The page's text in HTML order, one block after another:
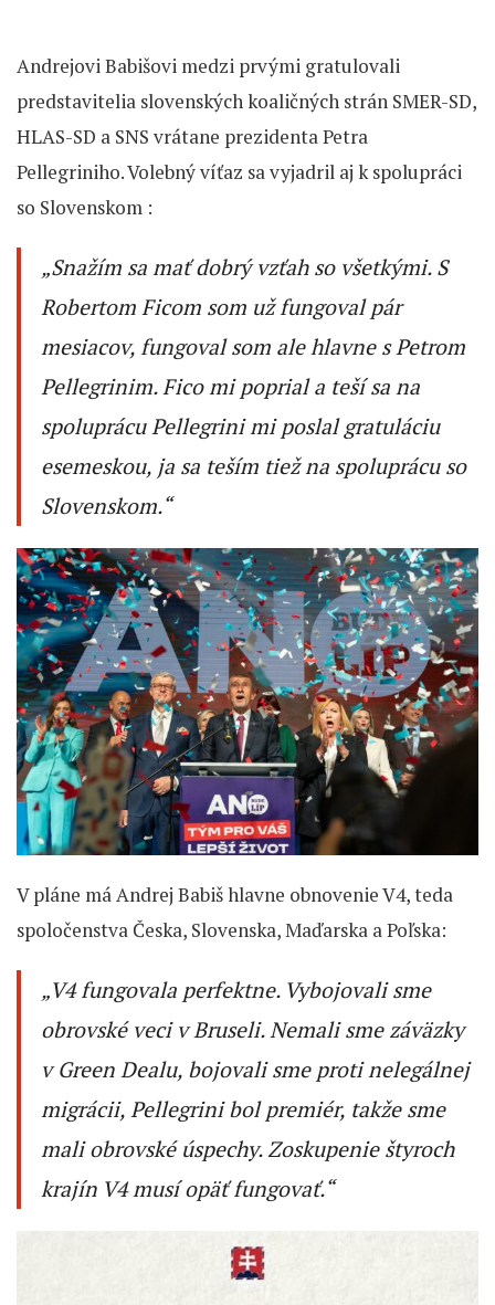
Andrejovi Babišovi medzi prvými gratulovali
predstavitelia slovenských koaličných strán SMER-SD,
HLAS-SD a SNS vrátane prezidenta Petra
Pellegriniho. Volebný víťaz sa vyjadril aj k spolupráci
so Slovenskom :
„Snažím sa mať dobrý vzťah so všetkými. S
Robertom Ficom som už fungoval pár
mesiacov, fungoval som ale hlavne s Petrom
Pellegrinim. Fico mi poprial a teší sa na
spoluprácu Pellegrini mi poslal gratuláciu
esemeskou, ja sa teším tiež na spoluprácu so
Slovenskom.“
V pláne má Andrej Babiš hlavne obnovenie V4, teda
spoločenstva Česka, Slovenska, Maďarska a Poľska:
„V4 fungovala perfektne. Vybojovali sme
obrovské veci v Bruseli. Nemali sme záväzky
v Green Dealu, bojovali sme proti nelegálnej
migrácii, Pellegrini bol premiér, takže sme
mali obrovské úspechy. Zoskupenie štyroch
krajín V4 musí opäť fungovať.“